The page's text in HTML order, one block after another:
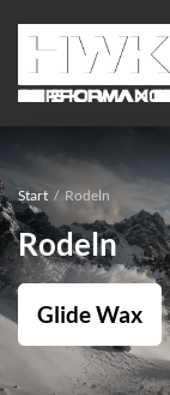
Start / Rodeln
Rodeln
Glide Wax